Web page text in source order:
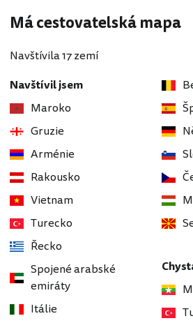
Má cestovatelská mapa
Navštívila 17 zemí
Navštívil jsem
Maroko
Gruzie
Arménie
Rakousko
Vietnam
Turecko
Řecko
Spojené arabské
emiráty
Itálie